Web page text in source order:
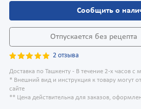
Сообщить о
Отпускается без рецепта
2 отзыва
Доставка по Ташкенту - В течение 2-х часов с
* Внешний вид и инструкция к товару могут
сайте
** Цена действительна для заказов,